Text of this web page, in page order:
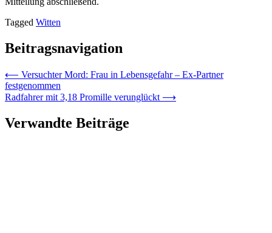
Tagged Witten
Beitragsnavigation
⟵ Versuchter Mord: Frau in Lebensgefahr – Ex-Partner
festgenommen
Radfahrer mit 3,18 Promille verunglückt ⟶
Verwandte Beiträge